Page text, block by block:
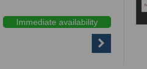
Immediate availability